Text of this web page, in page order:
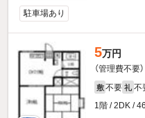
駐車場あり
5万円
（管理費不要）
敷 不要 礼 不
1階 / 2DK /